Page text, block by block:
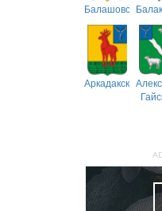
Балашовский
Аркадакский